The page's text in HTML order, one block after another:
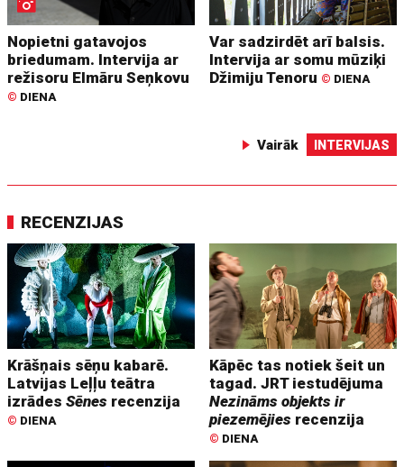
Nopietni gatavojos
briedumam. Intervija ar
režisoru Elmāru Seņkovu
© DIENA
Var sadzirdēt arī balsis.
Intervija ar somu mūziķi
Džimiju Tenoru © DIENA
Vairāk INTERVIJAS
RECENZIJAS
Krāšņais sēņu kabarē.
Latvijas Leļļu teātra
izrādesSēnes recenzija
© DIENA
Kāpēc tas notiek šeit un
tagad. JRT iestudējuma
Nezināms objekts ir
piezemējies recenzija
© DIENA